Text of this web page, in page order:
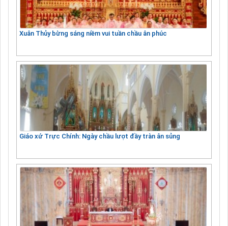
Xuân Thủy bừng sáng niềm vui tuần chầu ân phúc
Giáo xứ Trực Chính: Ngày chầu lượt đầy tràn ân sủng